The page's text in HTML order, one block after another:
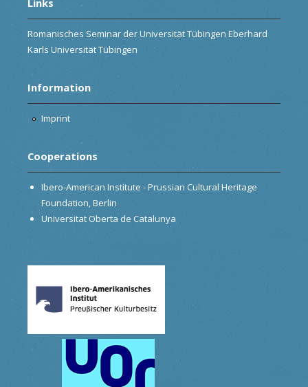
Romanisches Seminar der Universität Tübingen Eberhard
Karls Universität Tübingen
Information
Imprint
Cooperations
Ibero-American Institute - Prussian Cultural Heritage
Foundation, Berlin
Universitat Oberta de Catalunya